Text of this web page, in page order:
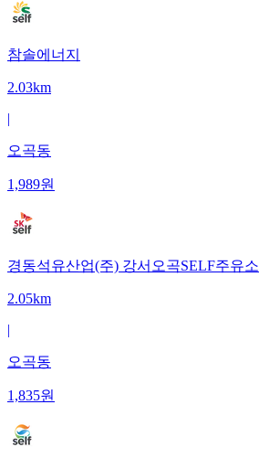
참솔에너지
2.03km
|
오곡동
1,989원
경동석유산업(주) 강서오곡SELF주유소
2.05km
|
오곡동
1,835원